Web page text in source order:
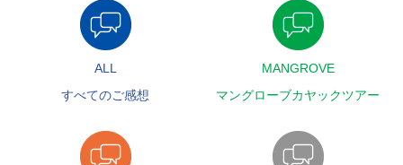
ALL
すべてのご感想
MANGROVE
マングローブカヤックツアー